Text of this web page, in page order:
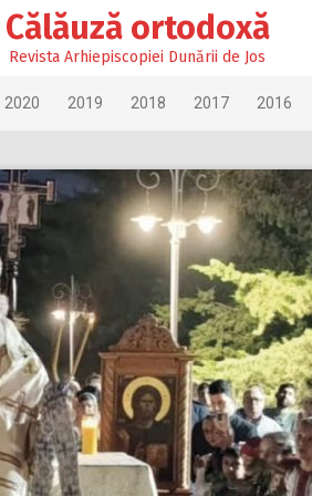
Călăuză ortodoxă
Revista Arhiepiscopiei Dunării de Jos
2020 2019 2018 2017 2016